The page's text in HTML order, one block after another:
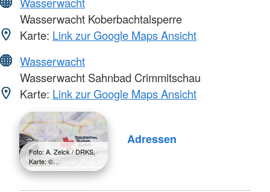
Wasserwacht Koberbachtalsperre
Karte: Link zur Google Maps Ansicht
Wasserwacht
Wasserwacht Sahnbad Crimmitschau
Karte: Link zur Google Maps Ansicht
Foto: A. Zelck / DRKS,
Karte: ©…
Adressen